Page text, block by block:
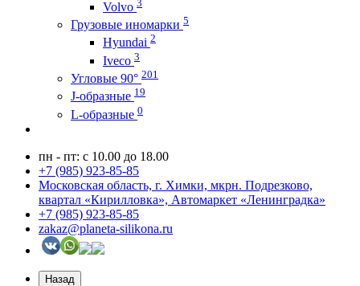
Volvo
Грузовые иномарки 5
Hyundai 2
Iveco 3
Угловые 90° 201
J-образные 19
L-образные 0
пн - пт: с 10.00 до 18.00
+7 (985) 923-85-85
Московская область, г. Химки, мкрн. Подрезково,
квартал «Кирилловка», Автомаркет «Ленинградка»
+7 (985) 923-85-85
zakaz@planeta-silikona.ru
Назад